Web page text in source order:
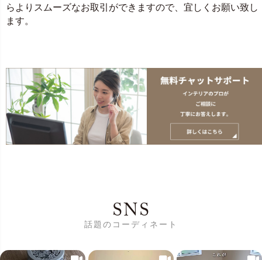
らよりスムーズなお取引ができますので、宜しくお願い致し
ます。
SNS
話題のコーディネート